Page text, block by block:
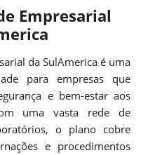
Empresarial
da SulAmerica é uma
para empresas que
e bem-estar aos
uma vasta rede de
o plano cobre
e procedimentos